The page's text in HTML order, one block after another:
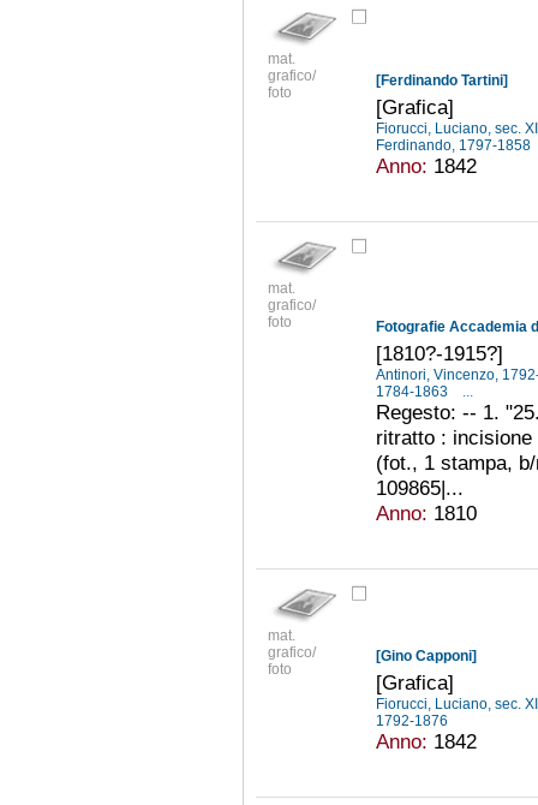
mat.
grafico/
foto
[Ferdinando Tartini]
[Grafica]
Fiorucci, Luciano, sec.
Ferdinando, 1797-1858
Anno: 1842
mat.
grafico/
foto
[1810?-1915?]
Antinori, Vincenzo,
1784-1863
Regesto: -- 1.
ritratto :
(fot., 1 stampa,
109865|...
Anno: 1810
mat.
grafico/
foto
[Gino Capponi]
[Grafica]
Fiorucci, Luciano, sec.
1792-1876
Anno: 1842